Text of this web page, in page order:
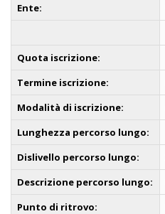
Ente:
Quota iscrizione:
Termine iscrizione:
Modalità di iscrizione:
Lunghezza percorso lungo:
Dislivello percorso lungo:
Descrizione percorso lungo:
Punto di ritrovo: